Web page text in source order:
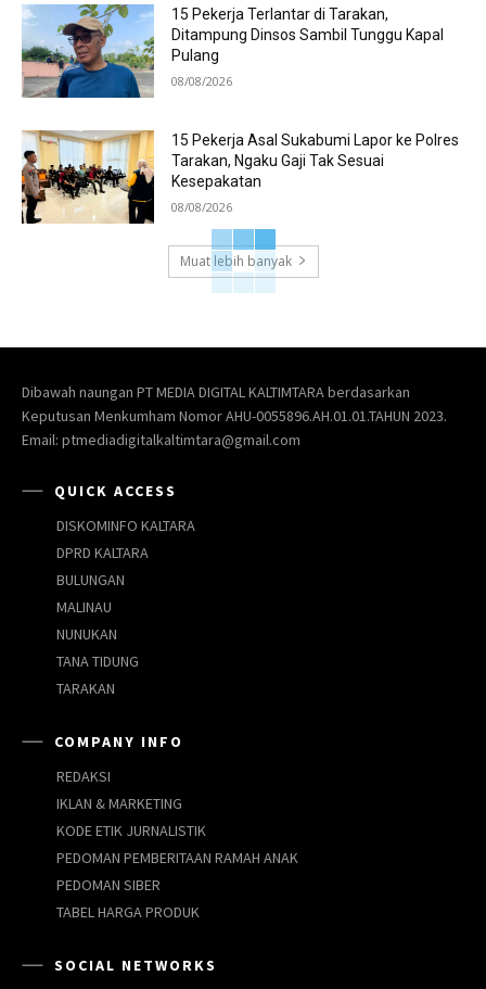
15 Pekerja Terlantar di Tarakan,
Ditampung Dinsos Sambil Tunggu Kapal
Pulang
08/08/2026
15 Pekerja Asal Sukabumi Lapor ke Polres
Tarakan, Ngaku Gaji Tak Sesuai
Kesepakatan
08/08/2026
Muat lebih banyak
Dibawah naungan PT MEDIA DIGITAL KALTIMTARA berdasarkan
Keputusan Menkumham Nomor AHU-0055896.AH.01.01.TAHUN 2023.
Email: ptmediadigitalkaltimtara@gmail.com
QUICK ACCESS
DISKOMINFO KALTARA
DPRD KALTARA
BULUNGAN
MALINAU
NUNUKAN
TANA TIDUNG
TARAKAN
COMPANY INFO
REDAKSI
IKLAN & MARKETING
KODE ETIK JURNALISTIK
PEDOMAN PEMBERITAAN RAMAH ANAK
PEDOMAN SIBER
TABEL HARGA PRODUK
SOCIAL NETWORKS